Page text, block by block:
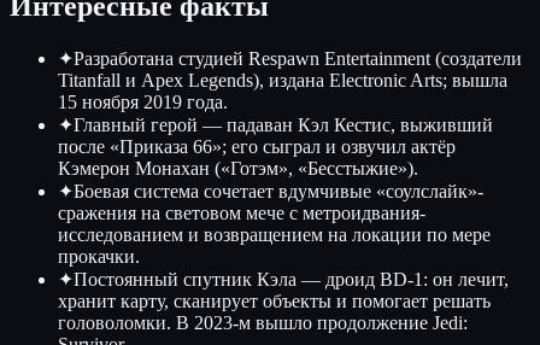
Интересные факты
✦Разработана студией Respawn Entertainment (создатели
Titanfall и Apex Legends), издана Electronic Arts; вышла
15 ноября 2019 года.
✦Главный герой — падаван Кэл Кестис, выживший
после «Приказа 66»; его сыграл и озвучил актёр
Кэмерон Монахан («Готэм», «Бесстыжие»).
✦Боевая система сочетает вдумчивые «соулслайк»-
сражения на световом мече с метроидвания-
исследованием и возвращением на локации по мере
прокачки.
✦Постоянный спутник Кэла — дроид BD-1: он лечит,
хранит карту, сканирует объекты и помогает решать
головоломки. В 2023-м вышло продолжение Jedi: